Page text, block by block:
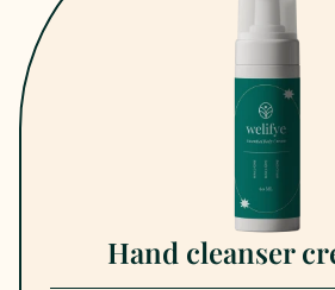
Hand cleanser